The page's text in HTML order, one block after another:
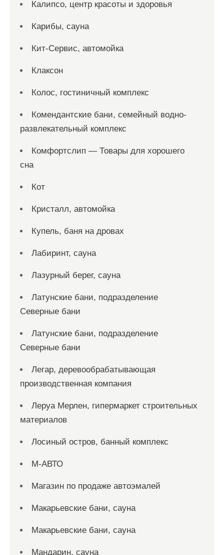
Калипсо, центр красоты и здоровья
Карибы, сауна
Кит-Сервис, автомойка
Клаксон
Колос, гостиничный комплекс
Комендантские бани, семейный водно-
развлекательный комплекс
Комфортслип — Товары для хорошего
сна
Кот
Кристалл, автомойка
Купель, баня на дровах
Лабиринт, сауна
Лазурный берег, сауна
Латунские бани, подразделение
Северные бани
Латунские бани, подразделение
Северные бани
Легар, деревообрабатывающая
производственная компания
Леруа Мерлен, гипермаркет строительных
материалов
Лосиный остров, банный комплекс
М-АВТО
Магазин по продаже автоэмалей
Макарьевские бани, сауна
Макарьевские бани, сауна
Мандарин, сауна